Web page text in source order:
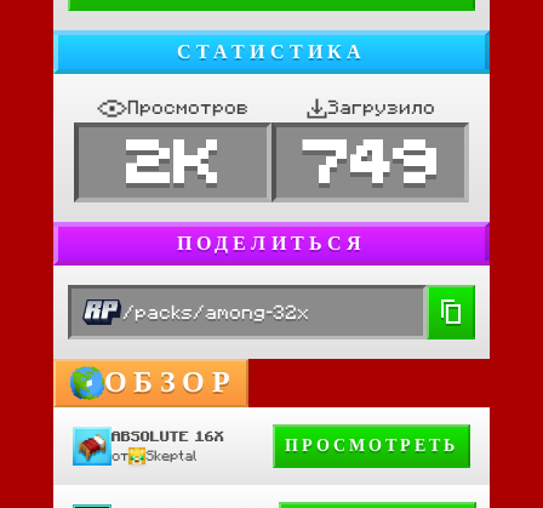
СТАТИСТИКА
Просмотров
2K
Загрузило
749
ПОДЕЛИТЬСЯ
/packs/among-32x
ОБЗОР
ABSOLUTE 16X
от Skeptal
ПРОСМОТРЕТЬ